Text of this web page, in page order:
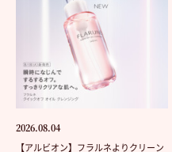
2026.08.04
【アルビオン】フラルネよりクリーン